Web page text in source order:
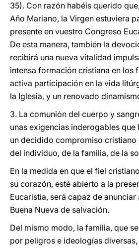
35). Con razón habéis querido
Año Mariano, la Virgen estuviera
presente en vuestro Congreso
De esta manera, también la
recibirá una nueva vitalidad
intensa formación cristiana en los
activa participación en la vida
la Iglesia, y un renovado
3. La comunión del cuerpo y
unas exigencias inderogables que
un decidido compromiso cristiano
del individuo, de la familia, de la
En la medida en que el fiel
su corazón, esté abierto a la
Eucaristía, será capaz de anunciar
Buena Nueva de salvación.
Del mismo modo, la familia, que
por peligros e ideologías